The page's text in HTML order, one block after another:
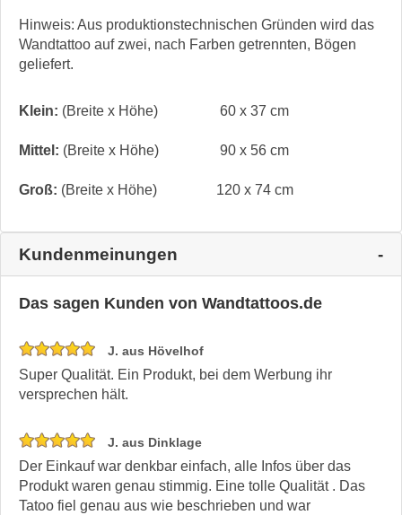
Hinweis: Aus produktionstechnischen Gründen wird das
Wandtattoo auf zwei, nach Farben getrennten, Bögen
geliefert.
Klein: (Breite x Höhe) 60 x 37 cm
Mittel: (Breite x Höhe) 90 x 56 cm
Groß: (Breite x Höhe) 120 x 74 cm
Kundenmeinungen
Das sagen Kunden von Wandtattoos.de
J. aus Hövelhof
Super Qualität. Ein Produkt, bei dem Werbung ihr
versprechen hält.
J. aus Dinklage
Der Einkauf war denkbar einfach, alle Infos über das
Produkt waren genau stimmig. Eine tolle Qualität . Das
Tatoo fiel genau aus wie beschrieben und war